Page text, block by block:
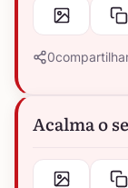
0
Acalma o